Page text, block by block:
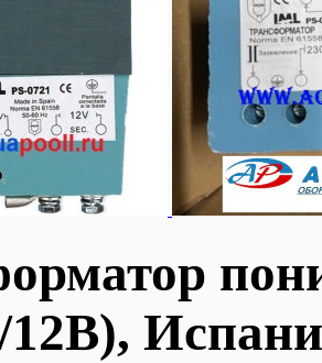
12В),